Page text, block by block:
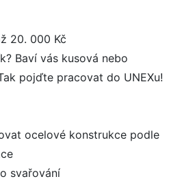
20. 000 Kč
Baví vás kusová nebo
pojďte pracovat do UNEXu!
ocelové konstrukce podle
svařování